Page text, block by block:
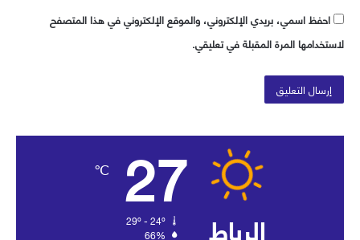
احفظ اسمي، بريدي الإلكتروني، والموقع الإلكتروني في هذا المتصفح
لاستخدامها المرة المقبلة في تعليقي.
الرباط
27
℃
66%